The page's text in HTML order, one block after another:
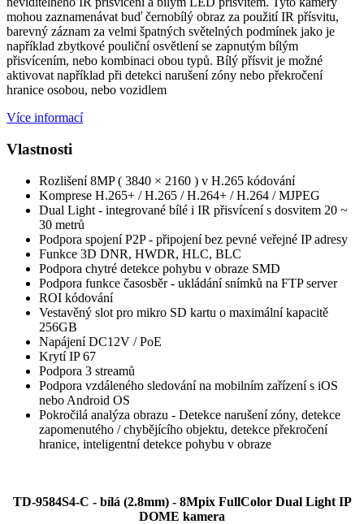
mohou zaznamenávat buď černobílý obraz za použití IR přísvitu,
barevný záznam za velmi špatných světelných podmínek jako je
například zbytkové pouliční osvětlení se zapnutým bílým
přisvícením, nebo kombinaci obou typů. Bílý přísvit je možné
aktivovat například při detekci narušení zóny nebo překročení
hranice osobou, nebo vozidlem
Více informací
Vlastnosti
Rozlišení 8MP ( 3840 × 2160 ) v H.265 kódování
Komprese H.265+ / H.265 / H.264+ / H.264 / MJPEG
Dual Light - integrované bílé i IR přisvícení s dosvitem 20 ~
30 metrů
Podpora spojení P2P - připojení bez pevné veřejné IP adresy
Funkce 3D DNR, HWDR, HLC, BLC
Podpora chytré detekce pohybu v obraze SMD
Podpora funkce časosběr - ukládání snímků na FTP server
ROI kódování
Vestavěný slot pro mikro SD kartu o maximální kapacitě
256GB
Napájení DC12V / PoE
Krytí IP 67
Podpora 3 streamů
Podpora vzdáleného sledování na mobilním zařízení s iOS
nebo Android OS
Pokročilá analýza obrazu - Detekce narušení zóny, detekce
zapomenutého / chybějícího objektu, detekce překročení
hranice, inteligentní detekce pohybu v obraze
TD-9584S4-C - bílá (2.8mm) - 8Mpix FullColor Dual Light IP
DOME kamera